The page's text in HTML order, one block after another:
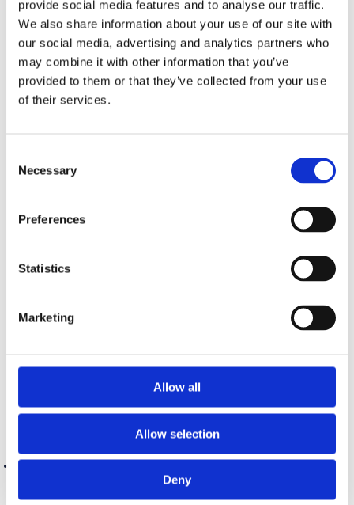
provide social media features and to analyse our traffic.
We also share information about your use of our site with
our social media, advertising and analytics partners who
may combine it with other information that you’ve
provided to them or that they’ve collected from your use
of their services.
Selection
Necessary
Preferences
Statistics
Marketing
Allow all
Allow selection
Deny
λεπτά, από το σημείο που θα αφήσεις το αυτοκίνητό σου.
Φόρεσε κλειστά παπούτσια και μην ξεχάσεις να πάρεις
νερό μαζί σου!
ΔΡΑΣΤΗΡΙΟΤΗΤΕΣ ΣΤΗΝ ΚΙΜΩΛΟ
Η Κίμωλος προσφέρει πολλά περισσότερα από μια βουτιά
ακατοίκητο νησί του Αιγαίου, βρίσκεται ακριβώς δίπλα